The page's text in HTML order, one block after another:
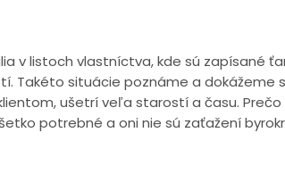
v listoch vlastníctva, kde sú zapísané
Takéto situácie poznáme a dokážeme
ušetrí veľa starostí a času. Prečo
potrebné a oni nie sú zaťažení